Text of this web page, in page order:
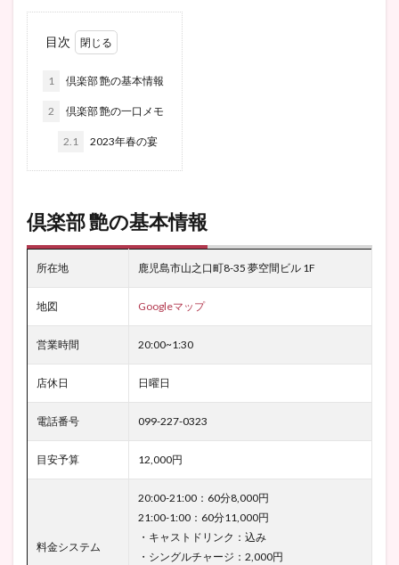
目次
1 倶楽部 艶の基本情報
2 倶楽部 艶の一口メモ
2.1 2023年春の宴
倶楽部 艶の基本情報
所在地 鹿児島市山之口町8-35 夢空間ビル 1F
地図 Googleマップ
営業時間 20:00~1:30
店休日 日曜日
電話番号 099-227-0323
目安予算 12,000円
料金システム
20:00-21:00：60分8,000円
21:00-1:00：60分11,000円
・キャストドリンク：込み
・シングルチャージ：2,000円